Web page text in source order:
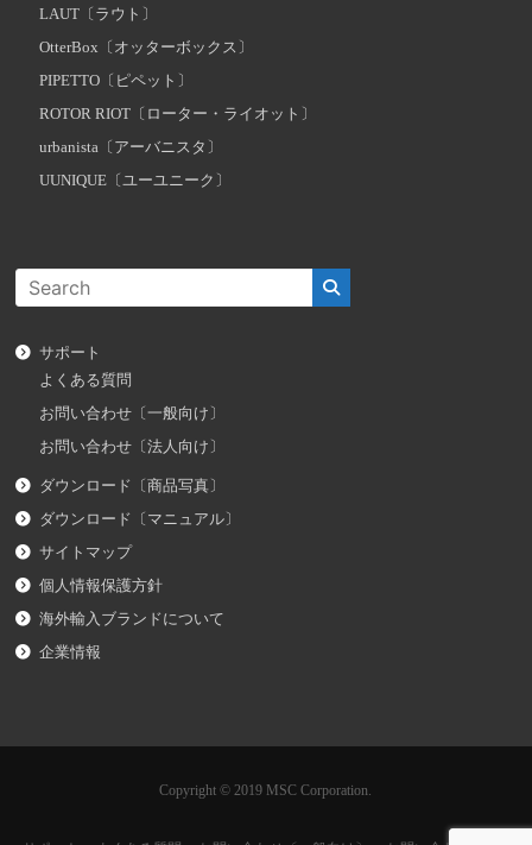
LAUT〔ラウト〕
OtterBox〔オッターボックス〕
PIPETTO〔ピペット〕
ROTOR RIOT〔ローター・ライオット〕
urbanista〔アーバニスタ〕
UUNIQUE〔ユーユニーク〕
サポート
よくある質問
お問い合わせ〔一般向け〕
お問い合わせ〔法人向け〕
ダウンロード〔商品写真〕
ダウンロード〔マニュアル〕
サイトマップ
個人情報保護方針
海外輸入ブランドについて
企業情報
Copyright © 2019 MSC Corporation.